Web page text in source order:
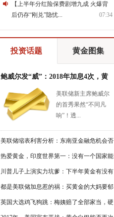
07:34
【上半年分红险保费剧增九成 火爆背
后仍存“刚兑”隐忧...
投资话题 黄金图集
鲍威尔发“威”：2018年加息4次，黄
金会继续跌？
美联储新主席鲍威尔
的首秀果然“不同凡
响”！透...
美联储缩表利害分析：东南亚金融危机会否
重演？
热爱黄金，印度世界第一：没有一个国家能
超过它
川普儿子上演实力坑爹：下半年黄金有没有
戏，要看耶伦了
都是美联储加息惹的祸：买黄金的大妈要郁
闷了
英国大选鸡飞狗跳：梅姨赔了全部家当，硬